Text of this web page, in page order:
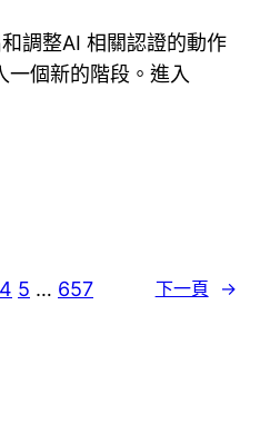
調整AI 相關認證的動作
一個新的階段。進入
4 5 … 657 下一頁 →